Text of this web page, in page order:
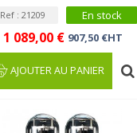
Ref : 21209 En stock
1 089,00 € 907,50 €HT
AJOUTER AU PANIER